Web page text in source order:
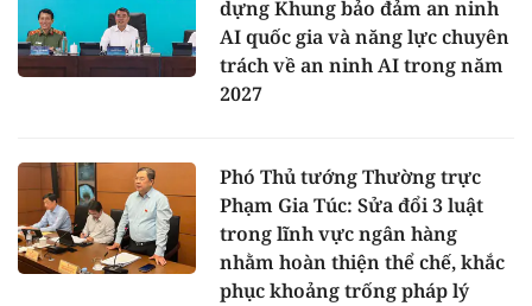
dựng Khung bảo đảm an ninh
AI quốc gia và năng lực chuyên
trách về an ninh AI trong năm
2027
Phó Thủ tướng Thường trực
Phạm Gia Túc: Sửa đổi 3 luật
trong lĩnh vực ngân hàng
nhằm hoàn thiện thể chế, khắc
phục khoảng trống pháp lý